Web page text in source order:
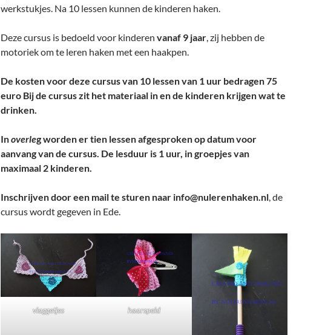
werkstukjes. Na 10 lessen kunnen de kinderen haken.
Deze cursus is bedoeld voor kinderen vanaf 9 jaar, zij hebben de
motoriek om te leren haken met een haakpen.
De kosten voor deze cursus van 10 lessen van 1 uur bedragen 75
euro Bij de cursus zit het materiaal in en de kinderen krijgen wat te
drinken.
Inoverleg worden er tien lessen afgesproken op datum voor
aanvang van de cursus. De lesduur is 1 uur, in groepjes van
maximaal 2 kinderen.
Inschrijven door een mail te sturen naar info@nulerenhaken.nl, de
cursus wordt gegeven in Ede.
vlaggetjes haarspeld